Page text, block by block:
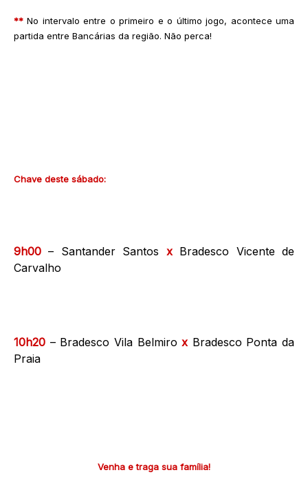
**No intervalo entre o primeiro e o último jogo, acontece uma
partida entre Bancárias da região. Não perca!
Chave deste sábado:
9h00 – Santander Santos xBradesco Vicente de
Carvalho
10h20 – Bradesco Vila BelmiroxBradesco Ponta da
Praia
Venha e traga sua família!